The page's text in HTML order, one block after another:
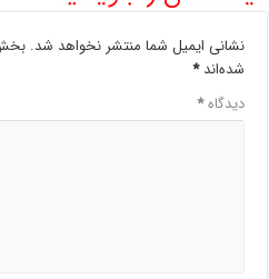
نشانی ایمیل شما منتشر نخواهد شد.
شده‌اند*
دیدگاه*